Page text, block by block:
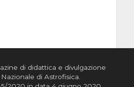
di didattica e divulgazione
di Astrofisica.